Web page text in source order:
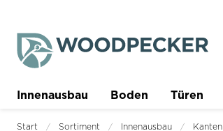
Innenausbau Boden Türen
Trockenbau Planer
Start Sortiment Innenausbau Kanten